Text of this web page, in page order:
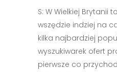
S: W Wielkiej Brytanii
wszędzie indziej na
kilka najbardziej
wyszukiwarek ofert
pierwsze co